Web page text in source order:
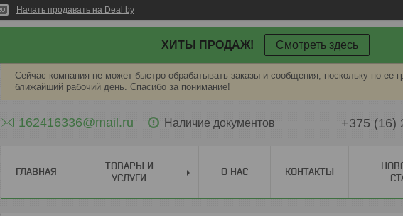
Начать продавать на Deal.by
ХИТЫ ПРОДАЖ! Смотреть здесь
Сейчас компания не может быстро обрабатывать заказы и сообщения, поскольку по ее
ближайший рабочий день. Спасибо за понимание!
162416336@mail.ru Наличие документов +375 (16)
ГЛАВНАЯ
ТОВАРЫ И
УСЛУГИ
О НАС КОНТАКТЫ